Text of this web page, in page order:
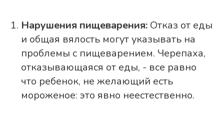
Нарушения пищеварения: Отказ от еды
и общая вялость могут указывать на
проблемы с пищеварением. Черепаха,
отказывающаяся от еды, - все равно
что ребенок, не желающий есть
мороженое: это явно неестественно.